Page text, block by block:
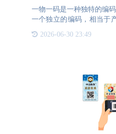
一物一码是一种独特的编
一个独立的编码，相当于
家，还可以追踪产品的“前
2026-06-30 23:49